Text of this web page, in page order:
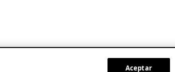
Aceptar